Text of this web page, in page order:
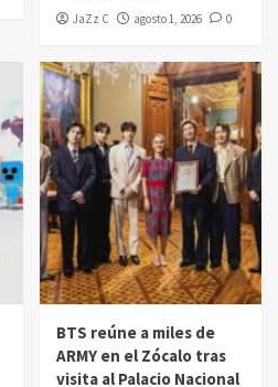
JaZz C agosto 1, 2026 0
BTS reúne a miles de
ARMY en el Zócalo tras
visita al Palacio Nacional